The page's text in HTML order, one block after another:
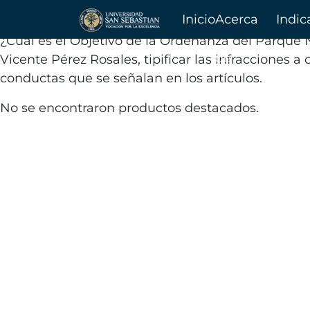
InicioAcerca
de
Ordenanza Visitas
¿Cual es el Objetivo de la Ordenanza del
Vicente Pérez Rosales, tipificar las infracciones
conductas que se señalan en los artículos.
No se encontraron productos destacados.